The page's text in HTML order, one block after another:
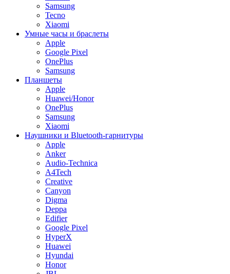
Samsung
Tecno
Xiaomi
Умные часы и браслеты
Apple
Google Pixel
OnePlus
Samsung
Планшеты
Apple
Huawei/Honor
OnePlus
Samsung
Xiaomi
Наушники и Bluetooth-гарнитуры
Apple
Anker
Audio-Technica
A4Tech
Creative
Canyon
Digma
Deppa
Edifier
Google Pixel
HyperX
Huawei
Hyundai
Honor